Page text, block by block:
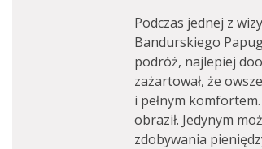
Podczas jednej z
Bandurskiego
podróż, najlepiej
zażartował, że
i pełnym
obraził. Jedynym
zdobywania